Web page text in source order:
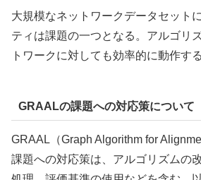
大規模なネットワークデータセット
ティは課題の一つとなる。アルゴリ
トワークに対しても効率的に動作す
GRAALの課題への対応策について
GRAAL（Graph Algorithm for
課題への対応策は、アルゴリズムの